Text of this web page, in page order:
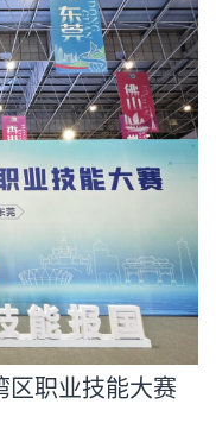
区职业技能大赛